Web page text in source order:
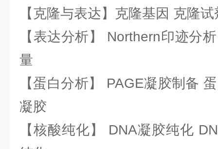
【克隆与表达】克隆基因 克隆
【表达分析】 Northern印迹分
量
【蛋白分析】 PAGE凝胶制备
凝胶
【核酸纯化】 DNA凝胶纯化